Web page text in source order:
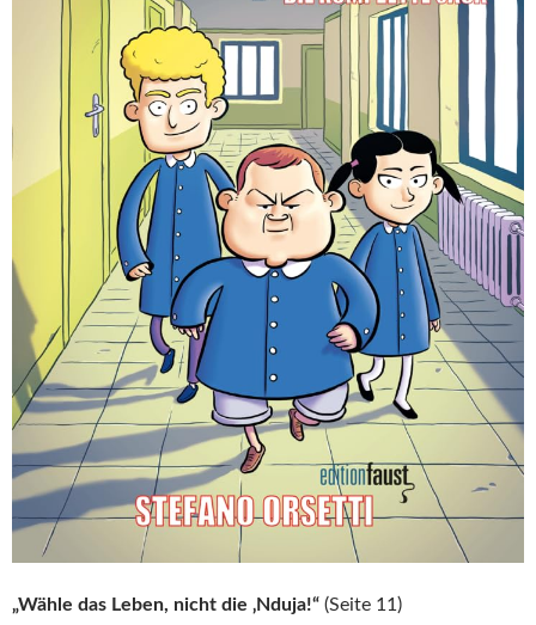
„Wähle das Leben, nicht die ‚Nduja!“ (Seite 11)